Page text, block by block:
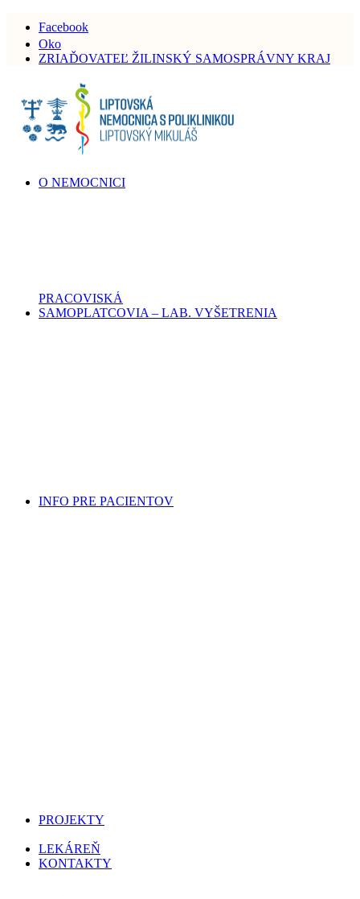
Facebook
Oko
ZRIAĎOVATEĽ ŽILINSKÝ SAMOSPRÁVNY KRAJ
O NEMOCNICI
PRACOVISKÁ
SAMOPLATCOVIA – LAB. VYŠETRENIA
INFO PRE PACIENTOV
PROJEKTY
LEKÁREŇ
KONTAKTY